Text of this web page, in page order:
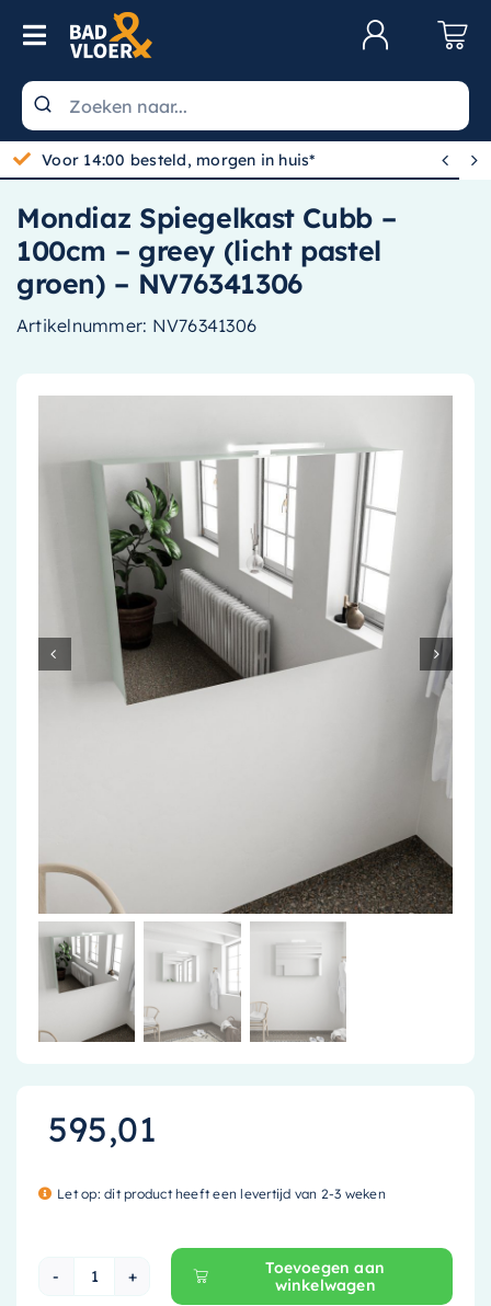
Skip to content
Toggle Navigation
Wastafels
Toiletten
Spiegels
Kranen
Douche
Radiatoren
Accessoires
Installatiemateriaal
Klimaatbeheersing
Tegels
Gratis bezorgd vanaf 100,-
 
Mondiaz Spiegelkast Cubb –
100cm – greey (licht pastel
groen) – NV76341306
Artikelnummer: NV76341306
595,01
Let op: dit product heeft een levertijd van 2-3 weken
Mondiaz Spiegelkast Cubb - 100cm - greey
Toevoegen aan
winkelwagen